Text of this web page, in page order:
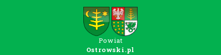
Powiat
Ostrowski.pl